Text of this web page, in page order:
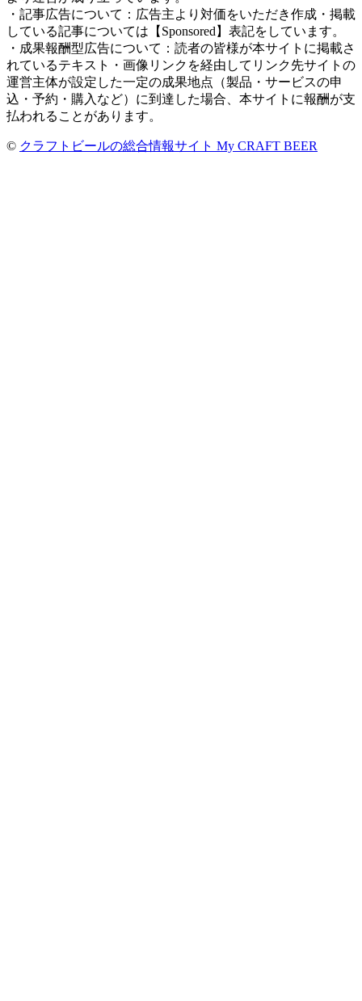
・記事広告について：広告主より対価をいただき作成・掲載
している記事については【Sponsored】表記をしています。
・成果報酬型広告について：読者の皆様が本サイトに掲載さ
れているテキスト・画像リンクを経由してリンク先サイトの
運営主体が設定した一定の成果地点（製品・サービスの申
込・予約・購入など）に到達した場合、本サイトに報酬が支
払われることがあります。
© クラフトビールの総合情報サイト My CRAFT BEER